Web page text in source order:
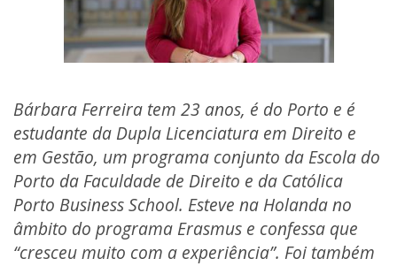
Bárbara Ferreira tem 23 anos, é do Porto e é
estudante da Dupla Licenciatura em Direito e
em Gestão, um programa conjunto da Escola do
Porto da Faculdade de Direito e da Católica
Porto Business School. Esteve na Holanda no
âmbito do programa Erasmus e confessa que
“cresceu muito com a experiência”. Foi também